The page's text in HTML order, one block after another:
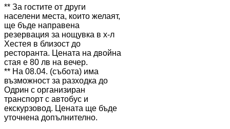
** За гостите от други
населени места, които желаят,
ще бъде направена
резервация за нощувка в х-л
Хестея в близост до
ресторанта. Цената на двойна
стая е 80 лв на вечер.
** На 08.04. (събота) има
възможност за разходка до
Одрин с организиран
транспорт с автобус и
екскурзовод. Цената ще бъде
уточнена допълнително.